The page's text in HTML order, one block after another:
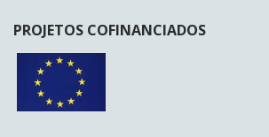
PROJETOS COFINANCIADOS